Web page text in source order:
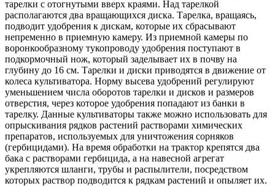
тарелки с отогнутыми вверх краями. Над тарелкой
располагаются два вращающихся диска. Тарелка, вращаясь,
подводит удобрения к дискам, которые их сбрасывают
непременно в приемную камеру. Из приемной камеры по
воронкообразному тукопроводу удобрения поступают в
подкормочный нож, который заделывает их в почву на
глубину до 16 см. Тарелки и диски приводятся в движение от
колеса культиватора. Норму высева удобрений регулируют
уменьшением числа оборотов тарелки и дисков и размеров
отверстия, через которое удобрения попадают из банки в
тарелку. Данные культиваторы также можно использовать для
опрыскивания рядков растений растворами химических
препаратов, используемых для уничтожения сорняков
(гербицидами). На время обработки на трактор крепятся два
бака с растворами гербицида, а на навесной агрегат
укрепляются шланги, трубы и распылители, посредством
которых раствор подводится к рядкам растений и опыляет их.